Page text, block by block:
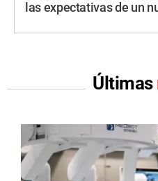
las expectativas de un
Últimas